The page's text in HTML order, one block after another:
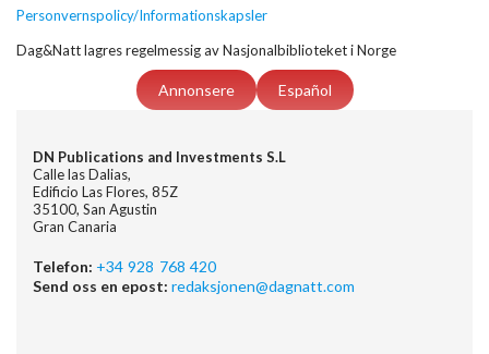
Personvernspolicy/Informationskapsler
Dag&Natt lagres regelmessig av Nasjonalbiblioteket i Norge
Annonsere Español
DN Publications and Investments S.L
Calle las Dalias,
Edificio Las Flores, 85Z
35100, San Agustin
Gran Canaria
Telefon: +34 928 768 420
Send oss en epost: redaksjonen@dagnatt.com